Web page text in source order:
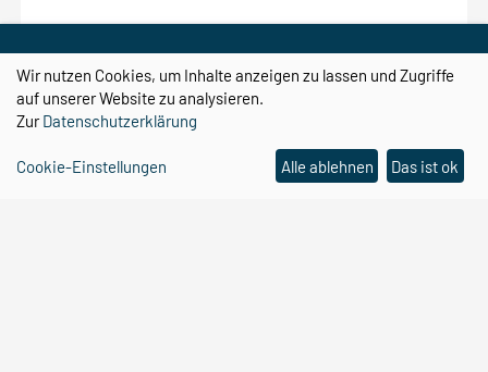
Mehr erfahren
Wir nutzen Cookies, um Inhalte anzeigen zu lassen und Zugriffe
auf unserer Website zu analysieren.
ZurDatenschutzerklärung
Cookie-Einstellungen Alle ablehnen Das ist ok